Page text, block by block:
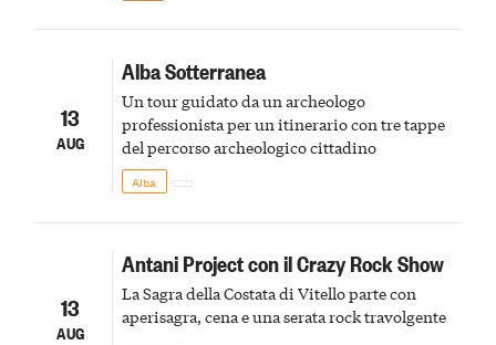
13
AUG
Alba Sotterranea
Un tour guidato da un archeologo
professionista per un itinerario con tre tappe
del percorso archeologico cittadino
Alba
13
AUG
Antani Project con il Crazy Rock Show
La Sagra della Costata di Vitello parte con
aperisagra, cena e una serata rock travolgente